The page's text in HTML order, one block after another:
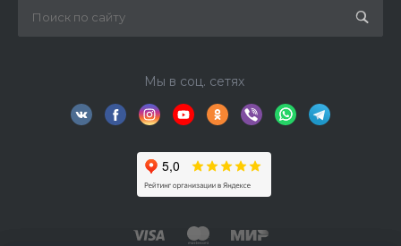
Мы в соц. сетях